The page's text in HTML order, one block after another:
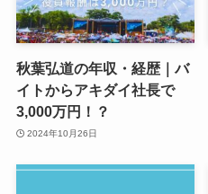
秋葉弘道の年収・経歴｜バ
イトからアキダイ社長で
3,000万円！？
2024年10月26日